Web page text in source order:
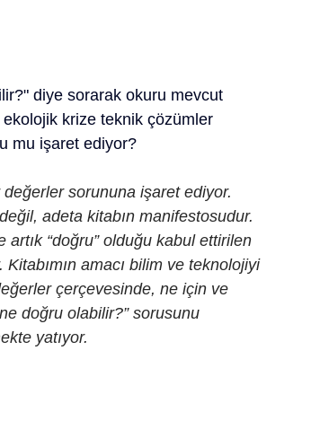
diye sorarak okuru mevcut
ekolojik krize teknik çözümler
mu işaret ediyor?
sorununa işaret ediyor.
adeta kitabın manifestosudur.
“doğru” olduğu kabul ettirilen
amacı bilim ve teknolojiyi
çerçevesinde, ne için ve
doğru olabilir?” sorusunu
yatıyor.